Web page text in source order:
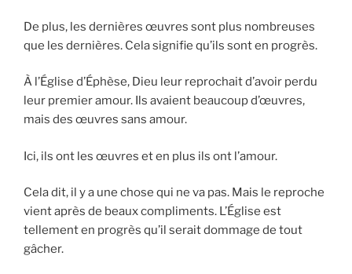
De plus, les dernières œuvres sont plus nombreuses
que les dernières. Cela signifie qu’ils sont en progrès.
À l’Église d’Éphèse, Dieu leur reprochait d’avoir perdu
leur premier amour. Ils avaient beaucoup d’œuvres,
mais des œuvres sans amour.
Ici, ils ont les œuvres et en plus ils ont l’amour.
Cela dit, il y a une chose qui ne va pas. Mais le reproche
vient après de beaux compliments. L’Église est
tellement en progrès qu’il serait dommage de tout
gâcher.